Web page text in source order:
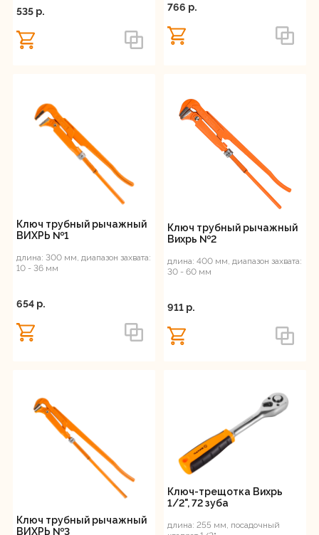
535 p. 766 p.
Ключ трубный рычажный
ВИХРЬ №1
длина: 300 мм, диапазон захвата:
10 - 36 мм
654 p.
Ключ трубный рычажный
Вихрь №2
длина: 400 мм, диапазон захвата:
30 - 60 мм
911 p.
Ключ трубный рычажный
ВИХРЬ №3
Ключ-трещотка Вихрь
1/2", 72 зуба
длина: 255 мм, посадочный